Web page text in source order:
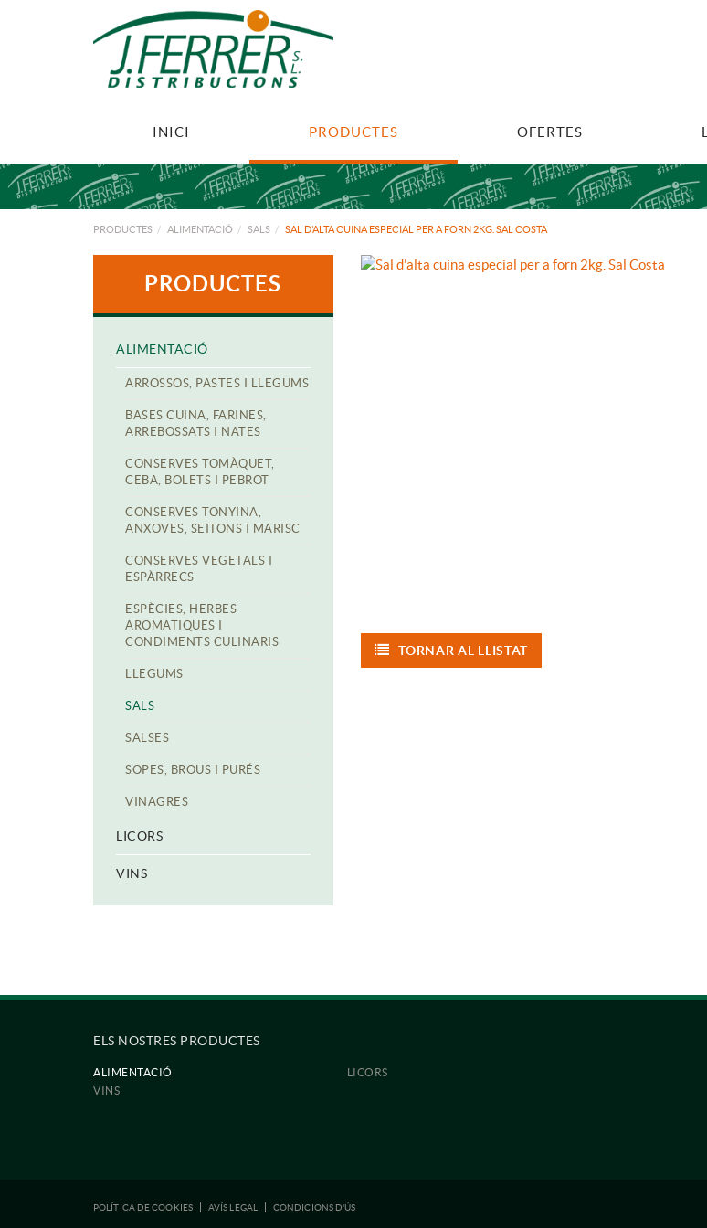
INICI PRODUCTES OFERTES
PRODUCTES ALIMENTACIÓ SALS SAL D’ALTA CUINA ESPECIAL PER A FORN 2KG. SAL COSTA
PRODUCTES
ALIMENTACIÓ
ARROSSOS, PASTES I LLEGUMS
BASES CUINA, FARINES,
ARREBOSSATS I NATES
CONSERVES TOMÀQUET,
CEBA, BOLETS I PEBROT
CONSERVES TONYINA,
ANXOVES, SEITONS I MARISC
CONSERVES VEGETALS I
ESPÀRRECS
ESPÈCIES, HERBES
AROMATIQUES I
CONDIMENTS CULINARIS
LLEGUMS
SALS
SALSES
SOPES, BROUS I PURÉS
VINAGRES
LICORS
VINS
TORNAR AL LLISTAT
ELS NOSTRES PRODUCTES
ALIMENTACIÓ
LICORS
VINS
POLÍTICA DE COOKIES AVÍS LEGAL CONDICIONS D'ÚS